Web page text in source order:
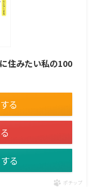
住みたい私の100
る
る
ポチップ